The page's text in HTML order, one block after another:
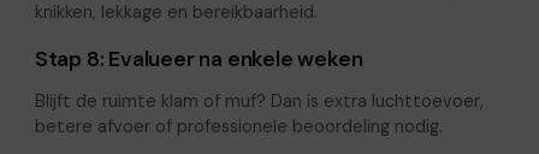
knikken, lekkage en bereikbaarheid.
Stap 8: Evalueer na enkele weken
Blijft de ruimte klam of muf? Dan is extra luchttoevoer,
betere afvoer of professionele beoordeling nodig.